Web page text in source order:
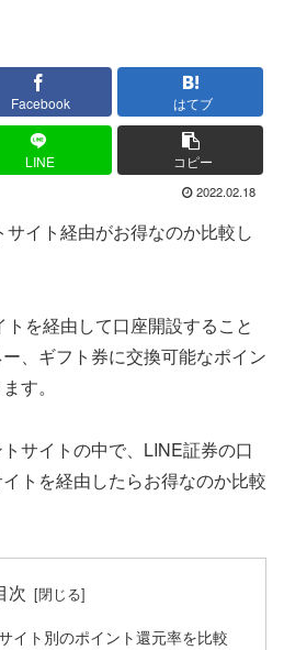
Facebook はてブ
LINE コピー
2022.02.18
イト経由がお得なのか比較し
を経由して口座開設すること
、ギフト券に交換可能なポイン
す。
サイトの中で、LINE証券の口
トを経由したらお得なのか比較
次
イト別のポイント還元率を比較